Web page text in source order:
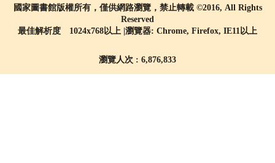
國家圖書館版權所有，僅供網路瀏覽，禁止轉載 ©2016, All Rights
Reserved
最佳解析度 1024x768以上 |瀏覽器: Chrome, Firefox, IE11以上
瀏覽人次 : 6,876,833